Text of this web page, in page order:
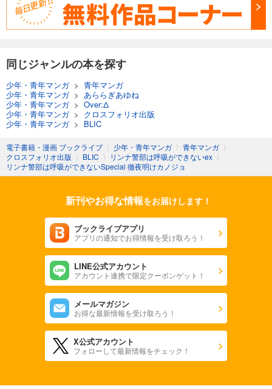
同じジャンルの本を探す
少年・青年マンガ> 青年マンガ
少年・青年マンガ> あららぎあゆね
少年・青年マンガ> Over:Δ
少年・青年マンガ> クロスフォリオ出版
少年・青年マンガ> BLIC
電子書籍・漫画 ブックライブ 〉 少年・青年マンガ 〉 青年マンガ 〉
クロスフォリオ出版 〉 BLIC 〉 リンナ警部は呼吸ができないex 〉
リンナ警部は呼吸ができないSpecial 徹夜明けカノジョ
新刊やお得な情報をお届けします！
ブックライブアプリ
アプリの通知でお得情報を受け取ろう！
LINE公式アカウント
アカウント連携で限定クーポンゲット！
メールマガジン
お得な最新情報を受け取ろう！
X公式アカウント
フォローして最新情報をチェック！